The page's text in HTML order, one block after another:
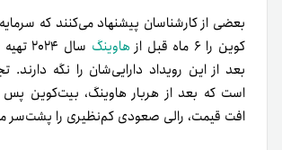
بعضی از کارشناسان پیشنهاد می‌کنند که
کوین را ۶ ماه قبل از
هاوینگ
بعد از این رویداد دارایی‌شان را نگه دارند.
است که بعد از هر‌بار هاوینگ، بیت‌کوین
افت قیمت، رالی صعودی کم‌نظیری را پشت‌سر